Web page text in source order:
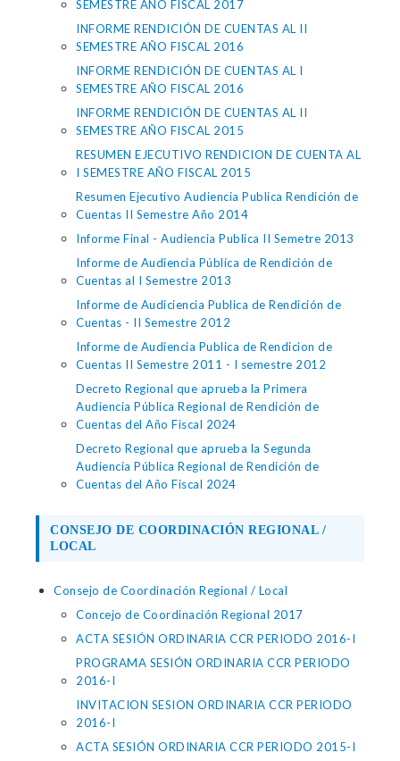
SEMESTRE AÑO FISCAL 2017
INFORME RENDICIÓN DE CUENTAS AL II
SEMESTRE AÑO FISCAL 2016
INFORME RENDICIÓN DE CUENTAS AL I
SEMESTRE AÑO FISCAL 2016
INFORME RENDICIÓN DE CUENTAS AL II
SEMESTRE AÑO FISCAL 2015
RESUMEN EJECUTIVO RENDICION DE CUENTA AL
I SEMESTRE AÑO FISCAL 2015
Resumen Ejecutivo Audiencia Publica Rendición de
Cuentas II Semestre Año 2014
Informe Final - Audiencia Publica II Semetre 2013
Informe de Audiencia Pública de Rendición de
Cuentas al I Semestre 2013
Informe de Audiciencia Publica de Rendición de
Cuentas - II Semestre 2012
Informe de Audiencia Publica de Rendicion de
Cuentas II Semestre 2011 - I semestre 2012
Decreto Regional que aprueba la Primera
Audiencia Pública Regional de Rendición de
Cuentas del Año Fiscal 2024
Decreto Regional que aprueba la Segunda
Audiencia Pública Regional de Rendición de
Cuentas del Año Fiscal 2024
CONSEJO DE COORDINACIÓN REGIONAL /
LOCAL
Consejo de Coordinación Regional / Local
Concejo de Coordinación Regional 2017
ACTA SESIÓN ORDINARIA CCR PERIODO 2016-I
PROGRAMA SESIÓN ORDINARIA CCR PERIODO
2016-I
INVITACION SESION ORDINARIA CCR PERIODO
2016-I
ACTA SESIÓN ORDINARIA CCR PERIODO 2015-I